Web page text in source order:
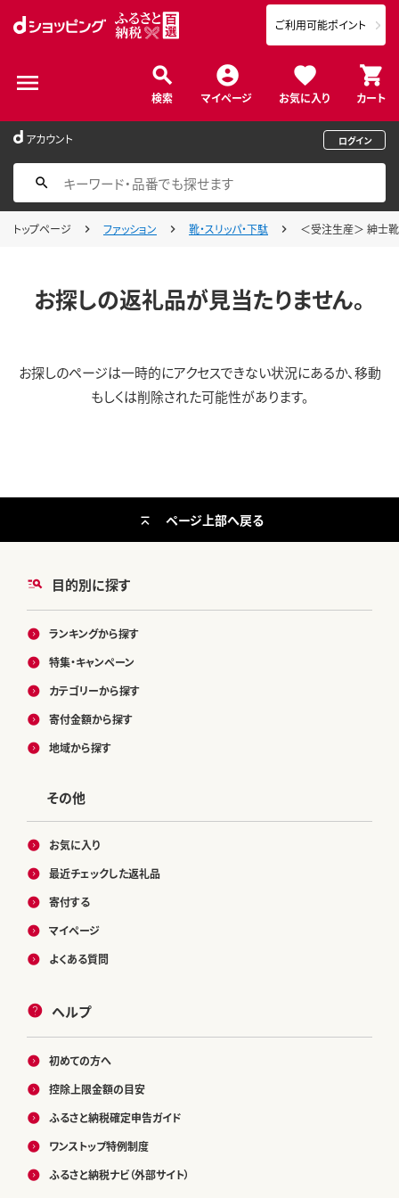
検索 マイページ お気に入り カート
ご利用可能ポイント
アカウント ログイン
トップページ ファッション 靴・スリッパ・下駄 ＜受注生産＞ 紳士靴
お探しの返礼品が見当たりません。
お探しのページは一時的にアクセスできない状況にあるか、移動
もしくは削除された可能性があります。
目的別に探す
ランキングから探す
特集・キャンペーン
カテゴリーから探す
寄付金額から探す
地域から探す
その他
お気に入り
最近チェックした返礼品
寄付する
マイページ
よくある質問
ヘルプ
初めての方へ
控除上限金額の目安
ふるさと納税確定申告ガイド
ワンストップ特例制度
ふるさと納税ナビ（外部サイト）
ページ上部へ戻る